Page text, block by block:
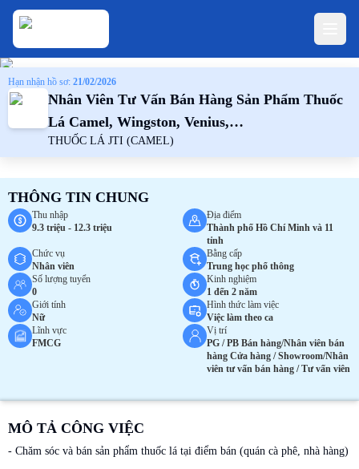
Hạn nhận hồ sơ: 21/02/2026
Nhân Viên Tư Vấn Bán Hàng Sản Phẩm Thuốc
Lá Camel, Wingston, Venius,…
THUỐC LÁ JTI (CAMEL)
THÔNG TIN CHUNG
Thu nhập
9.3 triệu - 12.3 triệu
Địa điểm
Thành phố Hồ Chí Minh và 11
tỉnh
Chức vụ
Nhân viên
Bằng cấp
Trung học phổ thông
Số lượng tuyển
0
Kinh nghiệm
1 đến 2 năm
Giới tính
Nữ
Hình thức làm việc
Việc làm theo ca
Lĩnh vực
FMCG
Vị trí
PG / PB Bán hàng/Nhân viên bán
hàng Cửa hàng / Showroom/Nhân
viên tư vấn bán hàng / Tư vấn viên
MÔ TẢ CÔNG VIỆC
- Chăm sóc và bán sản phẩm thuốc lá tại điểm bán (quán cà phê, nhà hàng)